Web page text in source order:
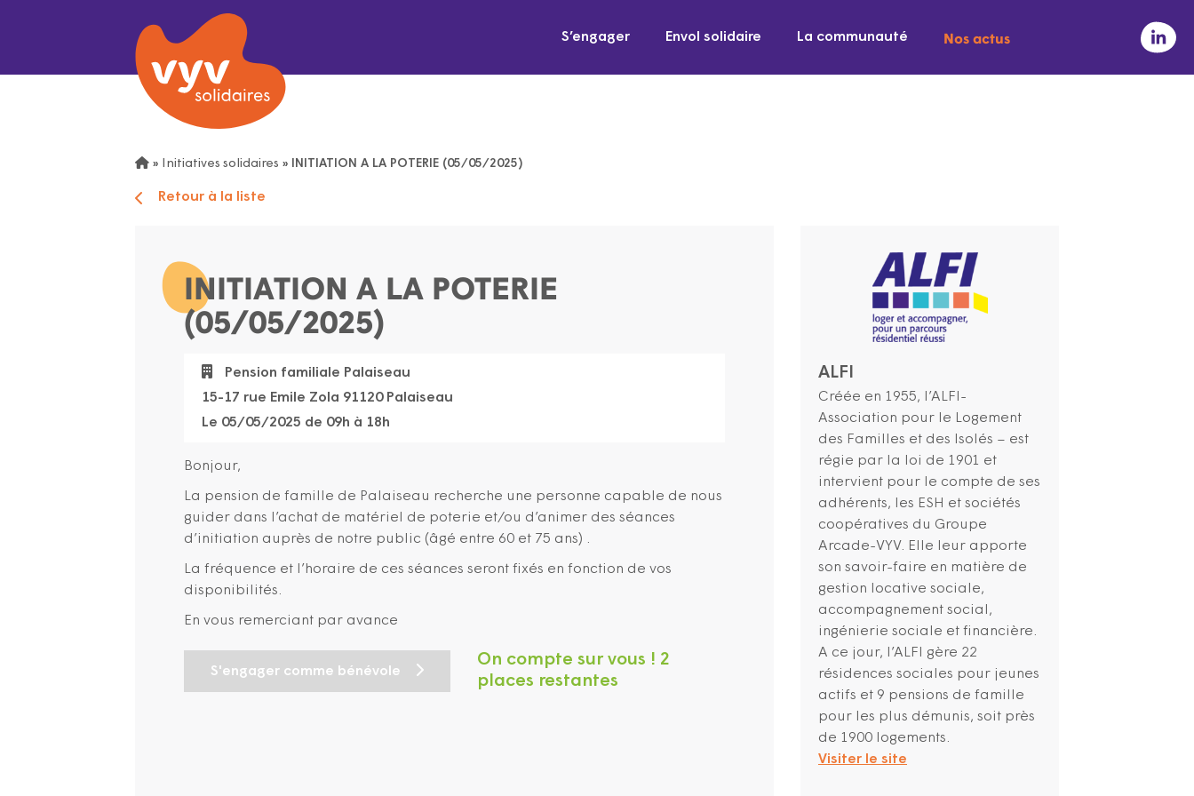
S’engager Envol solidaire La communauté Nos actus
» Initiatives solidaires » INITIATION A LA POTERIE (05/05/2025)
Retour à la liste
INITIATION A LA POTERIE
(05/05/2025)
Pension familiale Palaiseau
15-17 rue Emile Zola 91120 Palaiseau
Le 05/05/2025 de 09h à 18h
Bonjour,
La pension de famille de Palaiseau recherche une personne capable de nous
guider dans l’achat de matériel de poterie et/ou d’animer des séances
d’initiation auprès de notre public (âgé entre 60 et 75 ans) .
La fréquence et l’horaire de ces séances seront fixés en fonction de vos
disponibilités.
En vous remerciant par avance
S'engager comme bénévole
On compte sur vous ! 2
places restantes
ALFI
Créée en 1955, l’ALFI-
Association pour le Logement
des Familles et des Isolés – est
régie par la loi de 1901 et
intervient pour le compte de ses
adhérents, les ESH et sociétés
coopératives du Groupe
Arcade-VYV. Elle leur apporte
son savoir-faire en matière de
gestion locative sociale,
accompagnement social,
ingénierie sociale et financière.
A ce jour, l’ALFI gère 22
résidences sociales pour jeunes
actifs et 9 pensions de famille
pour les plus démunis, soit près
de 1900 logements.
Visiter le site